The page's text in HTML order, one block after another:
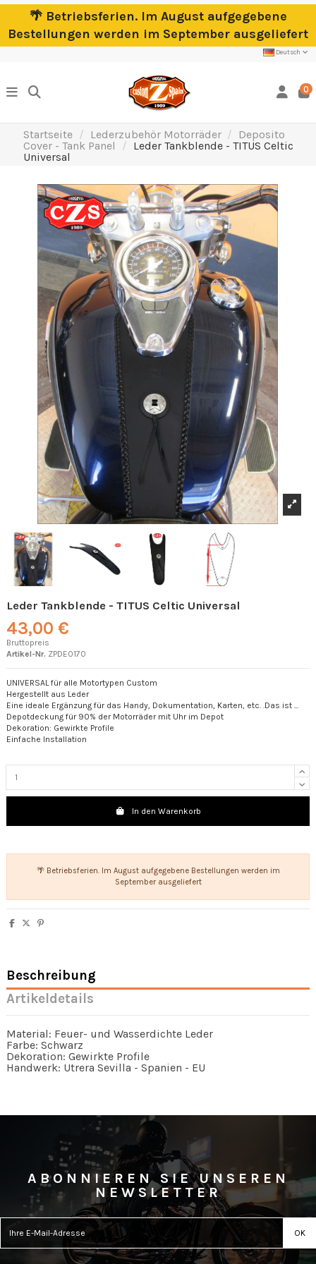
🌴 Betriebsferien. Im August aufgegebene
Bestellungen werden im September ausgeliefert
Deutsch
0
Startseite Lederzubehör Motorräder
Deposito
Cover - Tank Panel
Leder Tankblende - TITUS Celtic
Universal
Leder Tankblende - TITUS Celtic Universal
43,00 €
Bruttopreis
Artikel-Nr. ZPDE0170
UNIVERSAL für alle Motortypen Custom
Hergestellt aus Leder
Eine ideale Ergänzung für das Handy, Dokumentation, Karten, etc. .Das ist ...
Depotdeckung für 90% der Motorräder mit Uhr im Depot
Dekoration: Gewirkte Profile
Einfache Installation
In den Warenkorb
🌴 Betriebsferien. Im August aufgegebene Bestellungen werden im
September ausgeliefert
Beschreibung
Artikeldetails
Material: Feuer- und Wasserdichte Leder
Farbe: Schwarz
Dekoration: Gewirkte Profile
Handwerk: Utrera Sevilla - Spanien - EU
ABONNIEREN SIE UNSEREN
NEWSLETTER